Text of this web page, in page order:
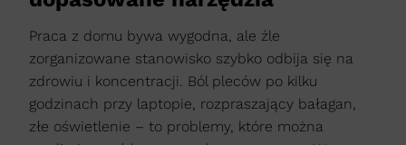
Praca z domu bywa wygodna, ale źle
zorganizowane stanowisko szybko odbija się na
zdrowiu i koncentracji. Ból pleców po kilku
godzinach przy laptopie, rozpraszający bałagan,
złe oświetlenie – to problemy, które można